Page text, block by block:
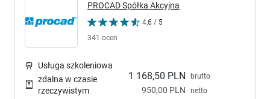
PROCAD Spółka Akcyjna
4,6 / 5
341 ocen
1 168,50 PLN brutto
950,00 PLN netto
Usługa szkoleniowa
zdalna w czasie
rzeczywistym